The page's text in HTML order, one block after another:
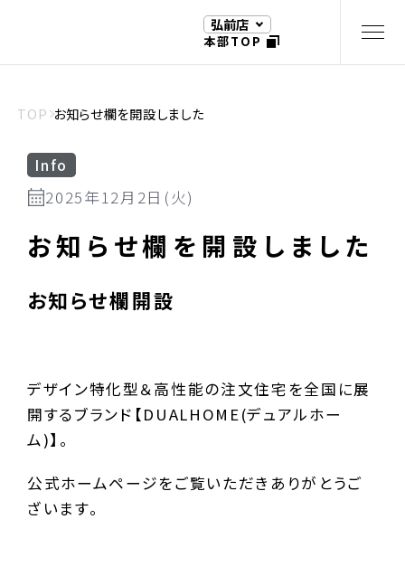
弘前店
本部TOP
TOP お知らせ欄を開設しました
Info
2025年12月2日(火)
お知らせ欄を開設しました
お知らせ欄開設
デザイン特化型＆高性能の注文住宅を全国に展
開するブランド【DUALHOME(デュアルホー
ム)】。
公式ホームページをご覧いただきありがとうご
ざいます。